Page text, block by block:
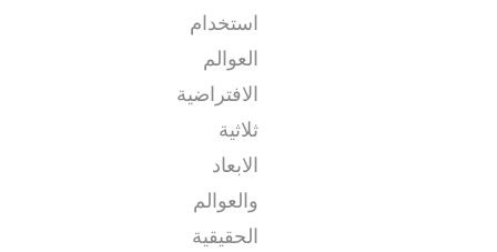
استخدام
العوالم
الافتراضية
ثلاثية
الابعاد
والعوالم
الحقيقية